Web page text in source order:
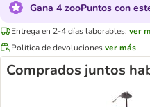
Gana 4 zooPuntos con
Entrega en 2-4 días laborables: ver
Política de devolucionesver más
Comprados juntos